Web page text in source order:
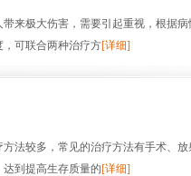
极大伤害，需要引起重视，根据病
可联合两种治疗方[详细]
较多，常见的治疗方法有手术、放
到提高生存质量的[详细]